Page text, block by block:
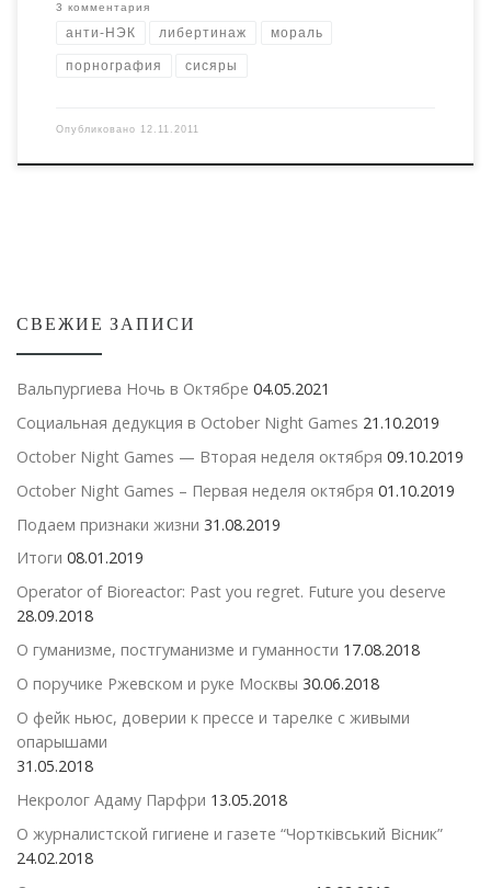
3 комментария
анти-НЭК либертинаж мораль
порнография сисяры
Опубликовано 12.11.2011
СВЕЖИЕ ЗАПИСИ
Вальпургиева Ночь в Октябре 04.05.2021
Социальная дедукция в October Night Games 21.10.2019
October Night Games — Вторая неделя октября 09.10.2019
October Night Games – Первая неделя октября 01.10.2019
Подаем признаки жизни 31.08.2019
Итоги 08.01.2019
Operator of Bioreactor: Past you regret. Future you deserve
28.09.2018
О гуманизме, постгуманизме и гуманности 17.08.2018
О поручике Ржевском и руке Москвы 30.06.2018
О фейк ньюс, доверии к прессе и тарелке с живыми
опарышами
31.05.2018
Некролог Адаму Парфри 13.05.2018
О журналистской гигиене и газете “Чортківський Вісник”
24.02.2018